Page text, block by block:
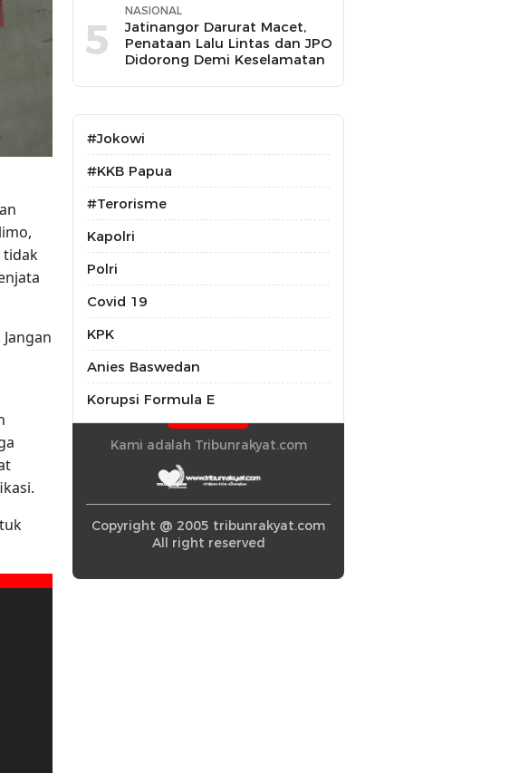
tidak
5
NASIONAL
Jatinangor Darurat Macet,
Penataan Lalu Lintas dan JPO
Didorong Demi Keselamatan
#Jokowi
#KKB Papua
#Terorisme
Kapolri
Polri
Covid 19
KPK
Anies Baswedan
Korupsi Formula E
Kami adalah Tribunrakyat.com
Copyright @ 2005 tribunrakyat.com
All right reserved